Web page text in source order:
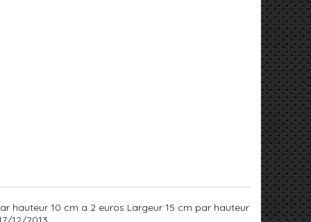
hauteur 10 cm a 2 euros Largeur 15 cm par hauteur